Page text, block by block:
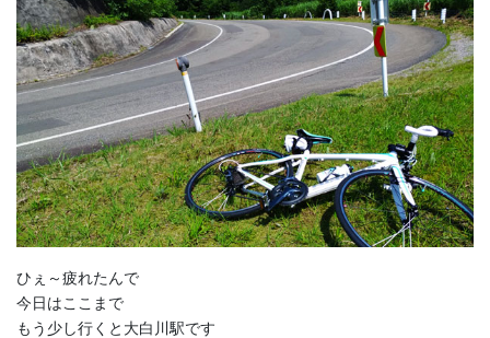
ひぇ～疲れたんで
今日はここまで
もう少し行くと大白川駅です